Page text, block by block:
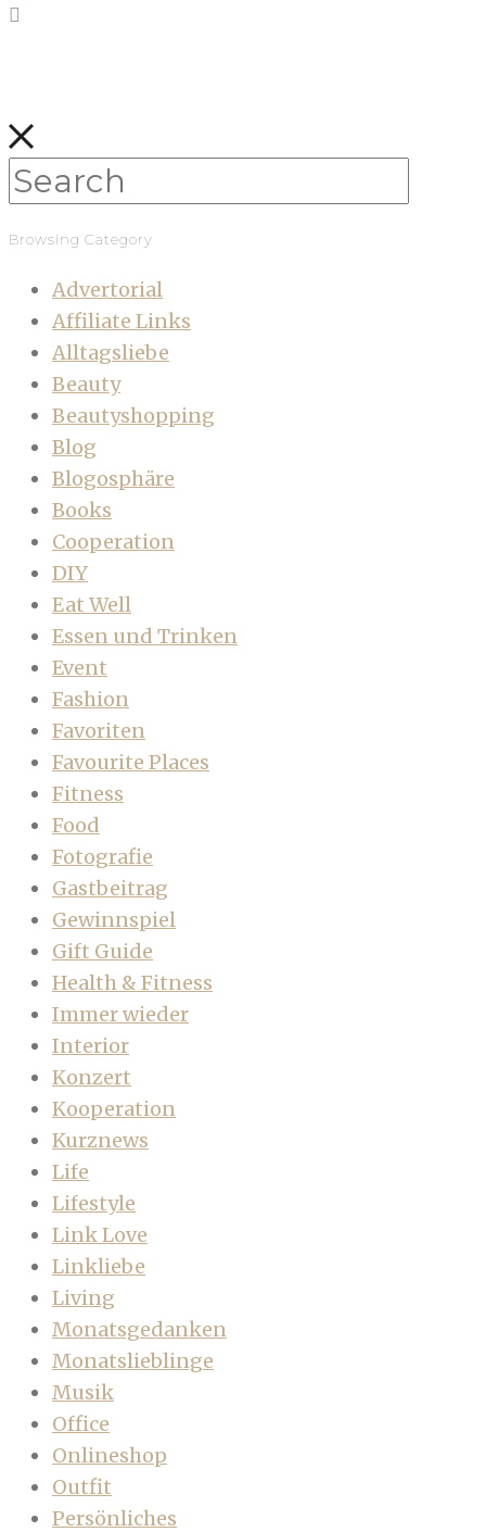
Browsing Category
Advertorial
Affiliate Links
Alltagsliebe
Beauty
Beautyshopping
Blog
Blogosphäre
Books
Cooperation
DIY
Eat Well
Essen und Trinken
Event
Fashion
Favoriten
Favourite Places
Fitness
Food
Fotografie
Gastbeitrag
Gewinnspiel
Gift Guide
Health & Fitness
Immer wieder
Interior
Konzert
Kooperation
Kurznews
Life
Lifestyle
Link Love
Linkliebe
Living
Monatsgedanken
Monatslieblinge
Musik
Office
Onlineshop
Outfit
Persönliches